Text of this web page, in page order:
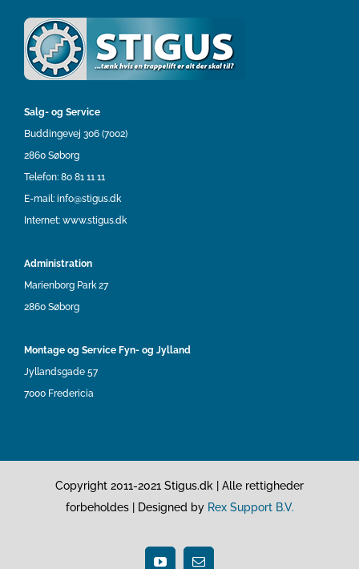
Salg- og Service
Buddingevej 306 (7002)
2860 Søborg
Telefon: 80 81 11 11
E-mail: info@stigus.dk
Internet: www.stigus.dk
Administration
Marienborg Park 27
2860 Søborg
Montage og Service Fyn- og Jylland
Jyllandsgade 57
7000 Fredericia
Copyright 2011-2021 Stigus.dk | Alle rettigheder
forbeholdes | Designed by Rex Support B.V.